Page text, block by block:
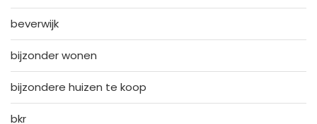
beverwijk
bijzonder wonen
bijzondere huizen te koop
bkr